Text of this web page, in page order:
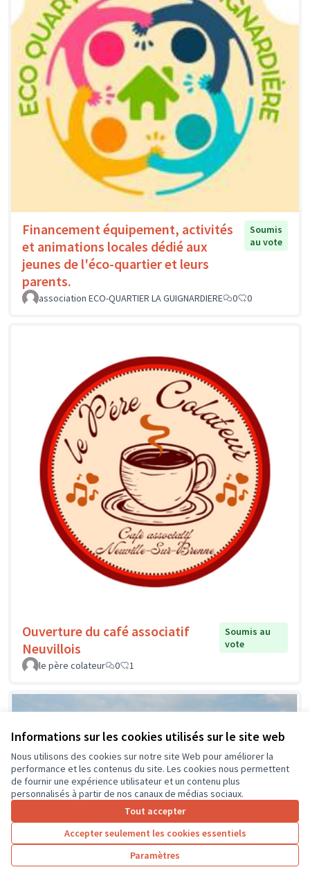
Informations sur les cookies utilisés sur le site web
Nous utilisons des cookies sur notre site Web pour améliorer la
performance et les contenus du site. Les cookies nous permettent
de fournir une expérience utilisateur et un contenu plus
personnalisés à partir de nos canaux de médias sociaux.
Tout accepter
Accepter seulement les cookies essentiels
Paramètres
Financement équipement, activités
et animations locales dédié aux
jeunes de l'éco-quartier et leurs
parents.
Soumis
au vote
association ECO-QUARTIER LA GUIGNARDIERE 0 0
Ouverture du café associatif
Neuvillois
Soumis au
vote
le père colateur
0 1